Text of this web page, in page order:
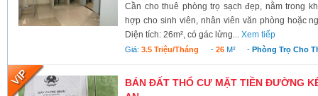
Cần cho thuê phòng trọ sạch đẹp, nằm trong
hợp cho sinh viên, nhân viên văn phòng hoặc
Diện tích: 26m², có gác lửng...Xem tiếp
Giá:3.5 Triệu/tháng - 26M² -Phòng Trọ Cho
BÁN ĐẤT THỔ CƯ MẶT TIỀN ĐƯỜNG